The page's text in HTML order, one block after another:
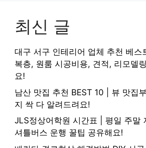
최신 글
대구 서구 인테리어 업체 추천 베스
복층, 원룸 시공비용, 견적, 리모델
요!
남산 맛집 추천 BEST 10 | 뷰 맛집
지 싹 다 알려드려요!
JLS정상어학원 시간표 | 평일 주말
셔틀버스 운행 꿀팁 공유해요!